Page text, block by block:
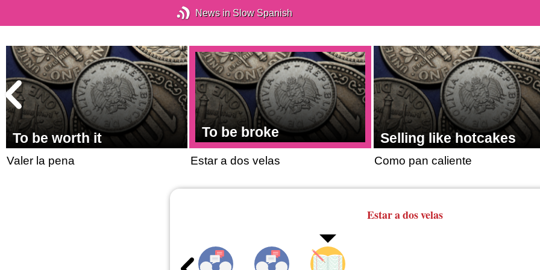
News in Slow Spanish
To be worth it
Valer la pena
To be broke
Estar a dos velas
Selling like hotcakes
Como pan caliente
Estar a dos velas